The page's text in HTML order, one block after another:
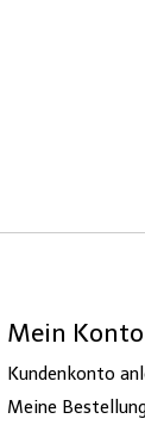
Mein Konto
Kundenkonto
Meine